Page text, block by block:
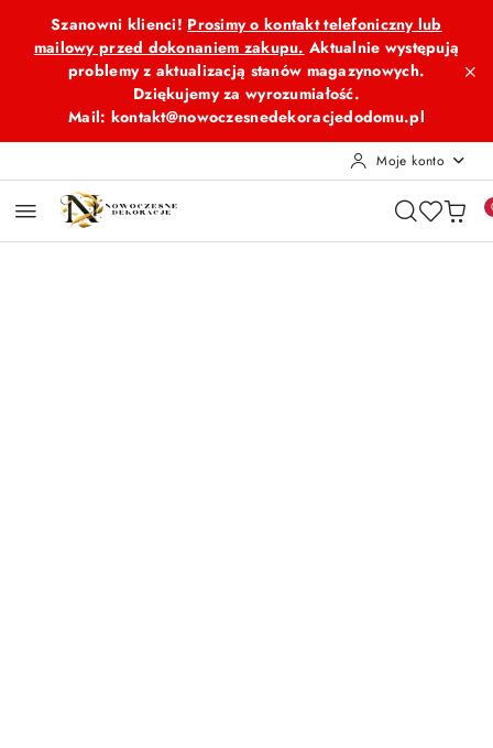
Przejdź do treści głównej
Przejdź do wyszukiwarki
Przejdź do moje konto
Przejdź do menu głównego
Przejdź do opisu produktu
Przejdź do stopki
Szanowni klienci! Prosimy o kontakt telefoniczny lub
mailowy przed dokonaniem zakupu. Aktualnie występują
problemy z aktualizacją stanów magazynowych.
Dziękujemy za wyrozumiałość.
Mail: kontakt@nowoczesnedekoracjedodomu.pl
Moje konto